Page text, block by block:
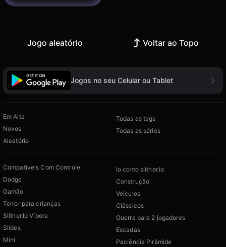
Jogo aleatório Voltar ao Topo
Jogos no seu Celular ou Tablet
Em Alta
Novos
Aleatório
Todas as tags
Todas as séries
Compatíveis Com Controle
Dodge
Gamão
Terror para crianças
Slither.Io Víbora
Slides
Mini
Io como slither.io
Construção
Veículos
Clássicos
Guerra para 2 jogadores
Escadas
Paciência Pirâmide